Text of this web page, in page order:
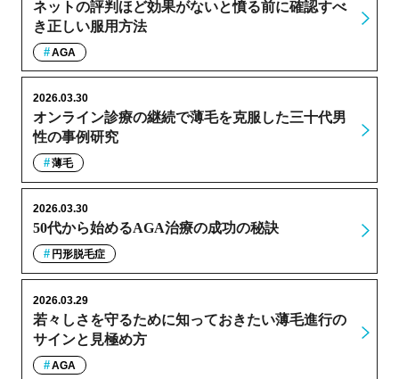
ネットの評判ほど効果がないと憤る前に確認すべ
き正しい服用方法
AGA
オンライン診療の継続で薄毛を克服した三十代男
性の事例研究
2026.03.30
薄毛
50代から始めるAGA治療の成功の秘訣
2026.03.30
円形脱毛症
若々しさを守るために知っておきたい薄毛進行の
サインと見極め方
2026.03.29
AGA